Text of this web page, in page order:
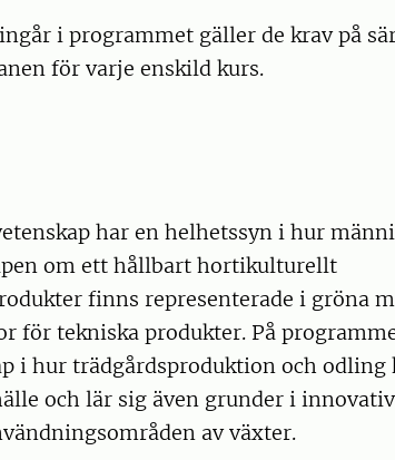
i programmet gäller de krav på
för varje enskild kurs.
har en helhetssyn i hur
om ett hållbart hortikulturellt
finns representerade i gröna
för tekniska produkter. På
i hur trädgårdsproduktion och odling
och lär sig även grunder i
av växter.